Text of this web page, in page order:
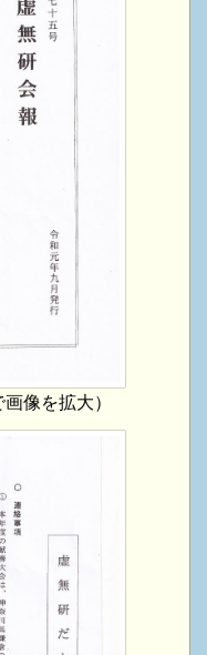
像を拡大）